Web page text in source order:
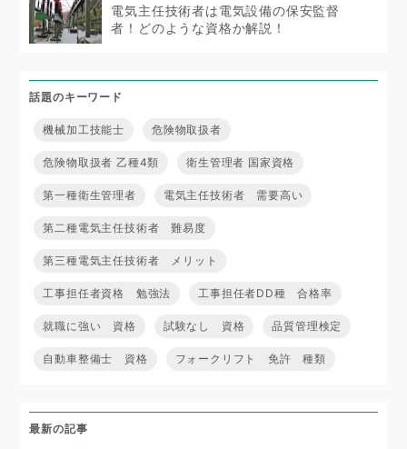
電気主任技術者は電気設備の保安監督
者！どのような資格か解説！
話題のキーワード
機械加工技能士 危険物取扱者
危険物取扱者 乙種4類 衛生管理者 国家資格
第一種衛生管理者 電気主任技術者 需要高い
第二種電気主任技術者 難易度
第三種電気主任技術者 メリット
工事担任者資格 勉強法 工事担任者DD種 合格率
就職に強い 資格 試験なし 資格 品質管理検定
自動車整備士 資格 フォークリフト 免許 種類
最新の記事